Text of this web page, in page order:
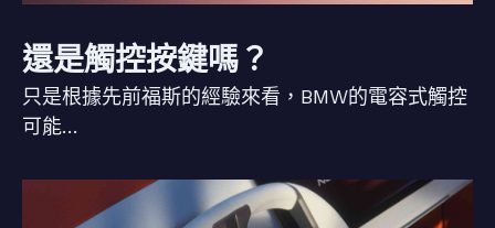
還是觸控按鍵嗎？
只是根據先前福斯的經驗來看，BMW的電容式觸控
可能…